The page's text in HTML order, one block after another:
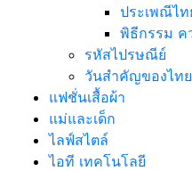
ประเพณีไ
พิธีกรรม ค
รหัสไปรษณีย์
วันสำคัญของไทย
แฟชั่นเสื้อผ้า
แม่และเด็ก
ไลฟ์สไตล์
ไอที เทคโนโลยี